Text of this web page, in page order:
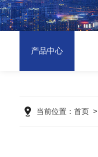
产品中心
当前位置： 首页 >